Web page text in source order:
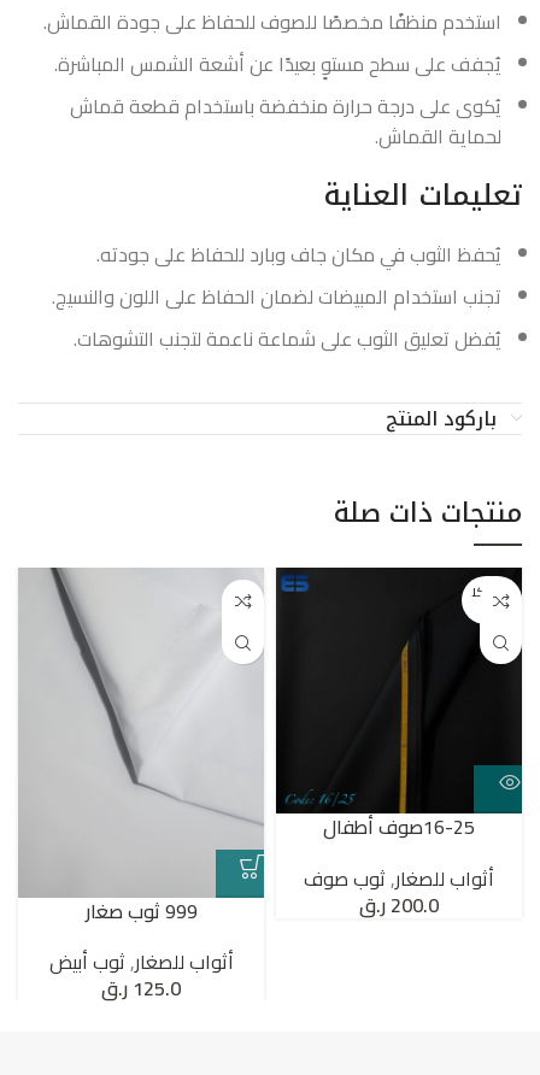
استخدم منظفًا مخصصًا للصوف للحفاظ على جودة القماش.
يُجفف على سطح مستوٍ بعيدًا عن أشعة الشمس المباشرة.
يُكوى على درجة حرارة منخفضة باستخدام قطعة قماش
لحماية القماش.
تعليمات العناية
يُحفظ الثوب في مكان جاف وبارد للحفاظ على جودته.
تجنب استخدام المبيضات لضمان الحفاظ على اللون والنسيج.
يُفضل تعليق الثوب على شماعة ناعمة لتجنب التشوهات.
باركود المنتج
منتجات ذات صلة
بيعت كل
ها
16-25صوف أطفال
أثواب للصغار,ثوب صوف
200.0ر.ق
999 ثوب صغار
أثواب للصغار,ثوب أبيض
125.0 ر.ق